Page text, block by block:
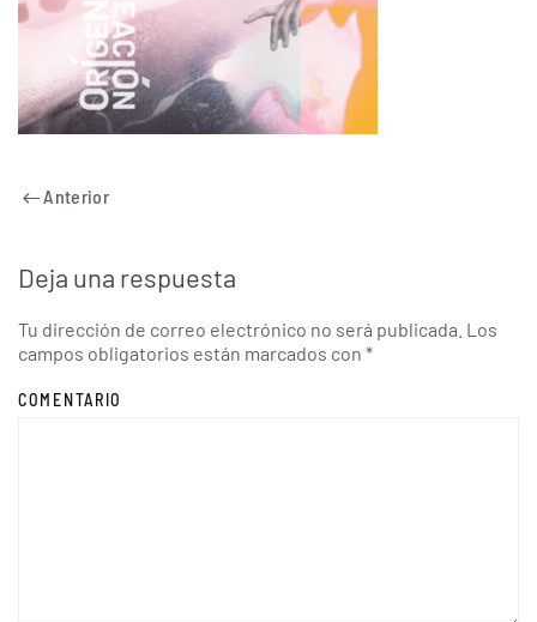
Anterior
Deja una respuesta
Tu dirección de correo electrónico no será publicada. Los
campos obligatorios están marcados con *
COMENTARIO